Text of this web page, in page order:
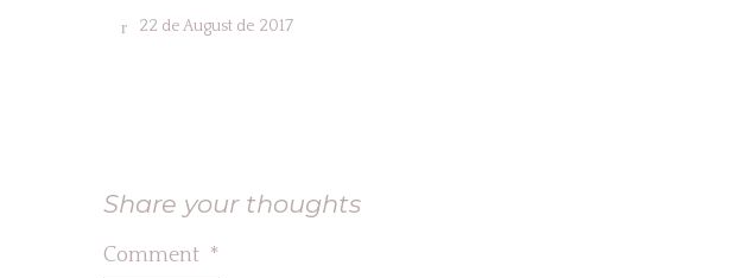
22 de August de 2017
Share your thoughts
Comment *